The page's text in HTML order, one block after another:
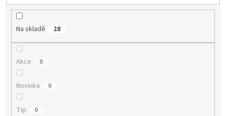
Na skladě 28
Akce 0
Novinka 0
Tip 0